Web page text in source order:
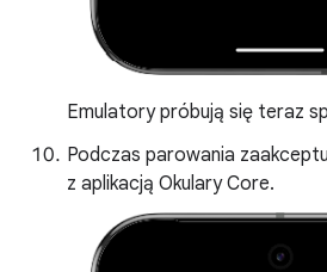
Emulatory próbują się teraz
Podczas parowania
z aplikacją Okulary Core.